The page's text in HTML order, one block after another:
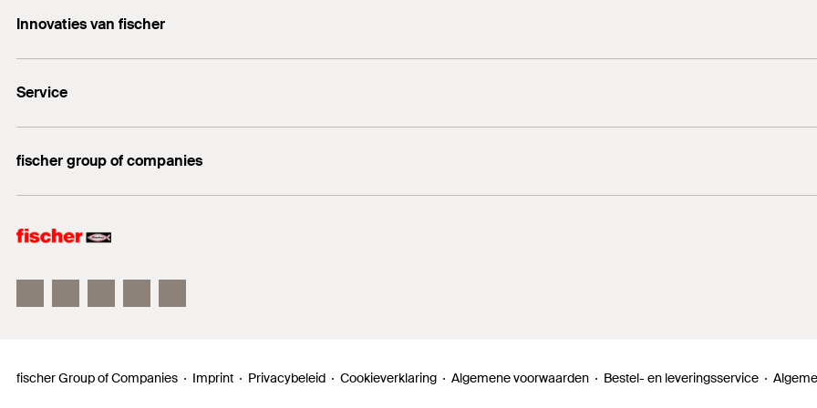
FIS DM SL Pro
info@fischer.nl
+31 35 6 95 66 66
Innovaties van fischer
DuoSeal
Traploze stelschroef FAFS
FIS V Plus
Service
Technisch advies
fischer group of companies
fischer Electronic Solutions
fischer Group of Companies Imprint Privacybeleid Cookieverklaring Algemene voorwaarden Bestel- en leveringsservice